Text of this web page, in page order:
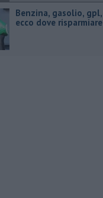
​Benzina, gasolio, gpl,
ecco dove risparmiare